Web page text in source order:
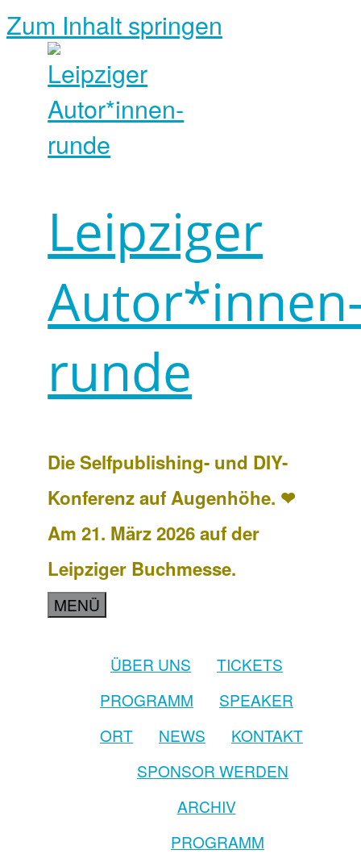
Zum Inhalt springen
Leipziger
runde
Die Selfpublishing- und DIY-
Konferenz auf Augenhöhe. ❤
Am 21. März 2026 auf der
Leipziger Buchmesse.
MENÜ
ÜBER UNS
TICKETS
PROGRAMM
SPEAKER
ORT
NEWS
KONTAKT
SPONSOR WERDEN
ARCHIV
PROGRAMM